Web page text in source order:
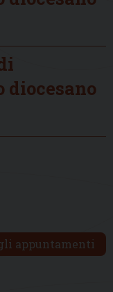
diocesano
appuntamenti